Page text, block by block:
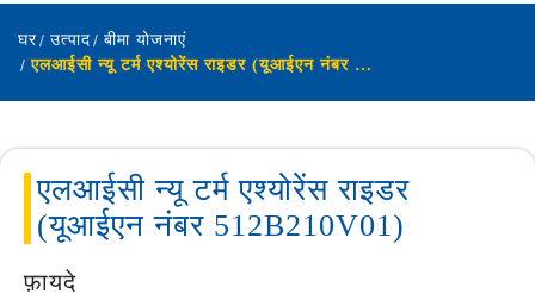
घर उत्पाद
बीमा योजनाएं
एलआईसी न्यू टर्म एश्योरेंस राइडर (यूआईएन नंबर 512B210V01)
एलआईसी न्यू टर्म एश्योरेंस राइडर
(यूआईएन नंबर 512B210V01)
फ़ायदे